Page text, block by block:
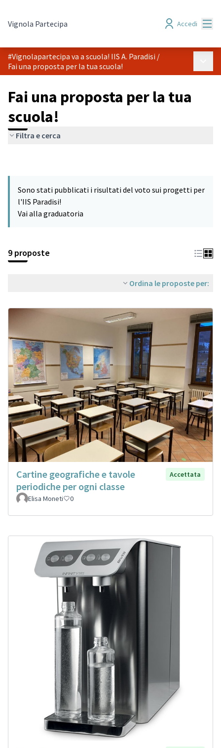
Vignola Partecipa Accedi
#Vignolapartecipa va a scuola! IIS A. Paradisi /
Fai una proposta per la tua scuola!
Fai una proposta per la tua
scuola!
Filtra e cerca
Sono stati pubblicati i risultati del voto sui progetti per
l'IIS Paradisi!
Vai alla graduatoria
9 proposte
Ordina le proposte per:
Cartine geografiche e tavole
periodiche per ogni classe
Accettata
Elisa Moneti 0